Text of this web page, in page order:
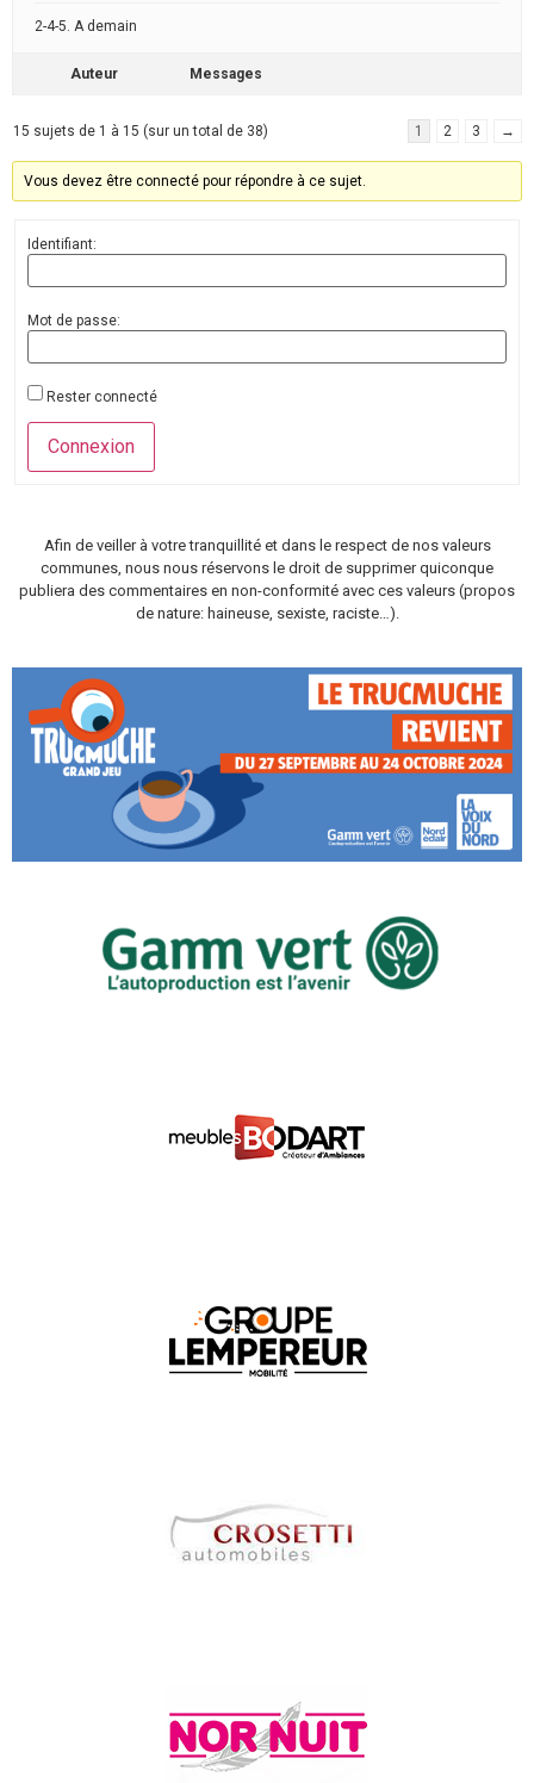
2-4-5. A demain
Auteur Messages
15 sujets de 1 à 15 (sur un total de 38) 1 2 3 →
Vous devez être connecté pour répondre à ce sujet.
Identifiant:
Mot de passe:
Rester connecté
Connexion
Afin de veiller à votre tranquillité et dans le respect de nos valeurs
communes, nous nous réservons le droit de supprimer quiconque
publiera des commentaires en non-conformité avec ces valeurs (propos
de nature: haineuse, sexiste, raciste…).